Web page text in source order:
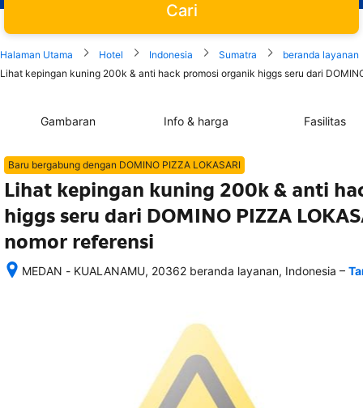
Cari
Halaman Utama Hotel Indonesia Sumatra
beranda layanan
Lihat kepingan kuning 200k & anti hack promosi organik higgs seru dari
Gambaran Info & harga Fasilitas
Baru bergabung dengan DOMINO PIZZA LOKASARI
Lihat kepingan kuning 200k & anti
higgs seru dari DOMINO PIZZA
nomor referensi
MEDAN - KUALANAMU, 20362 beranda layanan, Indonesia –